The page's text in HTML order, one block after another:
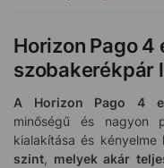
Horizon Pago 4
szobakerékpár
A Horizon Pago 4
minőségű és nagyon
kialakítása és kényelme
szint, melyek akár